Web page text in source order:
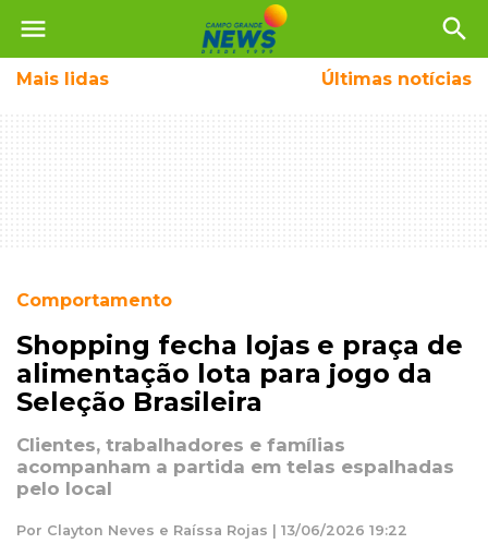
menu search
Mais lidas Últimas notícias
Comportamento
Shopping fecha lojas e praça de
alimentação lota para jogo da
Seleção Brasileira
Clientes, trabalhadores e famílias
acompanham a partida em telas espalhadas
pelo local
Por Clayton Neves e Raíssa Rojas | 13/06/2026 19:22